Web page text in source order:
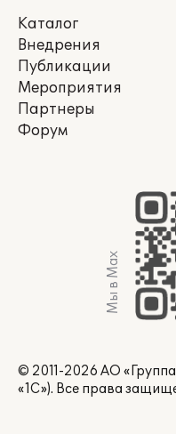
Каталог
Внедрения
Публикации
Мероприятия
Партнеры
Форум
Мы в Max
© 2011-2026 АО
«1С»). Все права